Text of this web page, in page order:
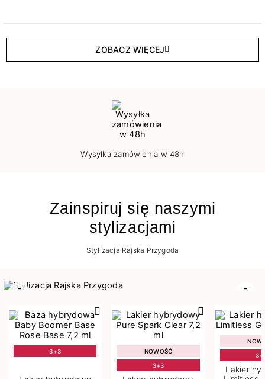
ZOBACZ WIĘCEJ
Wysyłka zamówienia w 48h
Zainspiruj się naszymi
stylizacjami
Stylizacja Rajska Przygoda
3+3
NOWOŚĆ
3+3
Lakier